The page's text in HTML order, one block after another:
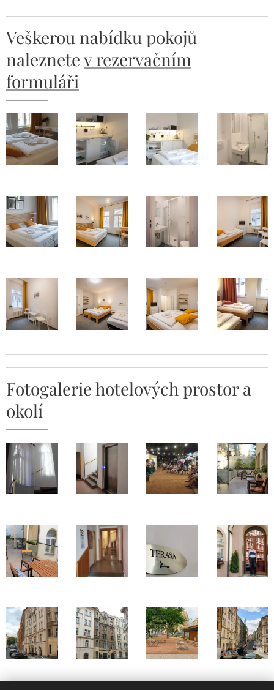
Veškerou nabídku pokojů
naleznetev rezervačním
formuláři
Fotogalerie hotelových prostor a
okolí